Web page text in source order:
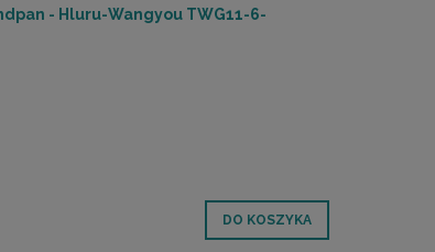
- Hluru-Wangyou TWG11-6-
DO KOSZYKA